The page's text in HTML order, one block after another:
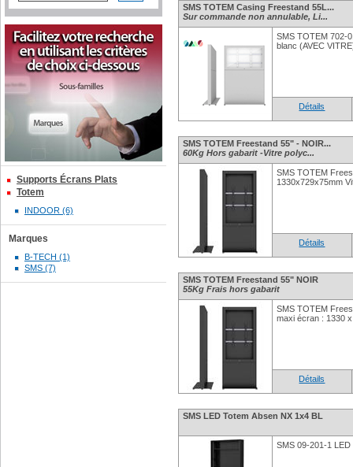
Supports Écrans Plats
Totem
INDOOR (6)
Marques
B-TECH (1)
SMS (7)
SMS TOTEM Casing Freestand 55L...
Sur commande non annulable, Li...
SMS TOTEM 702-
blanc (AVEC
Détails
SMS TOTEM Freestand 55" - NOIR...
60Kg Hors gabarit -Vitre polyc...
SMS TOTEM
1330x729x75mm
Détails
SMS TOTEM Freestand 55" NOIR
55Kg Frais hors gabarit
SMS TOTEM
maxi écran : 1330
Détails
SMS LED Totem Absen NX 1x4 BL
SMS 09-201-1